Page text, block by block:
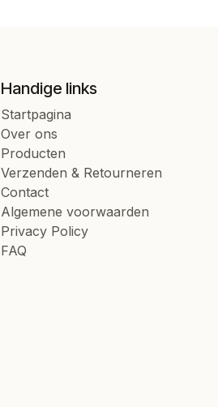
Handige links
Startpagina
Over ons
Producten
Verzenden & Retourneren
Contact
Algemene voorwaarden
Privacy Policy
FAQ